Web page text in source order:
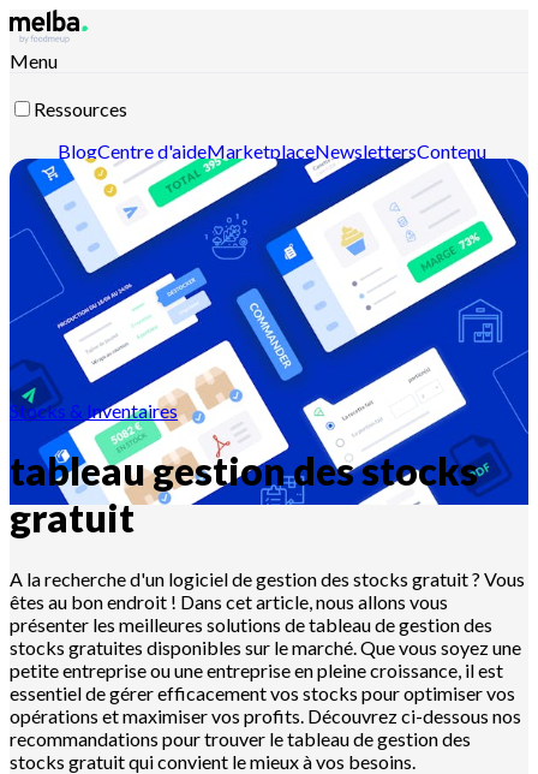
Menu
Ressources
BlogCentre d'aideMarketplaceNewslettersContenu
intelligentDocumentation APIDocumentation MCP
Contactez-nousDécouvrir melba
Stocks & Inventaires
tableau gestion des stocks
gratuit
A la recherche d'un logiciel de gestion des stocks gratuit ? Vous
êtes au bon endroit ! Dans cet article, nous allons vous
présenter les meilleures solutions de tableau de gestion des
stocks gratuites disponibles sur le marché. Que vous soyez une
petite entreprise ou une entreprise en pleine croissance, il est
essentiel de gérer efficacement vos stocks pour optimiser vos
opérations et maximiser vos profits. Découvrez ci-dessous nos
recommandations pour trouver le tableau de gestion des
stocks gratuit qui convient le mieux à vos besoins.